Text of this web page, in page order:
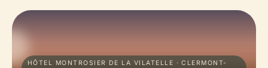
HÔTEL MONTROSIER DE LA VILATELLE · CLERMONT-